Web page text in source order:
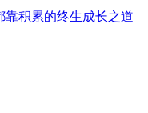
靠积累的终生成长之道